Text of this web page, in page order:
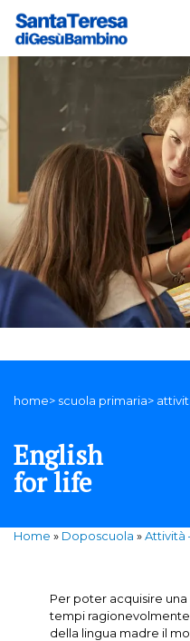
home> scuola primaria>
English
for life
Home » Doposcuola »Attività
Per poter acquisire
tempi ragionevolmente
della lingua madre il